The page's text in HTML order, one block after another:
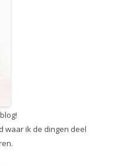
waar ik de dingen deel